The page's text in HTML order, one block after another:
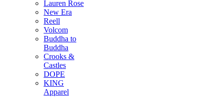
Lauren Rose
New Era
Reell
Volcom
Buddha to
Buddha
Crooks &
Castles
DOPE
KING
Apparel